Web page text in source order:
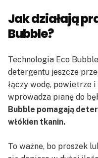
Jak działają
Bubble?
Technologia Eco
detergentu jeszcze
łączy wodę, powietrze
wprowadza pianę do
Bubble pomagają
włókien tkanin.
To ważne, bo proszek